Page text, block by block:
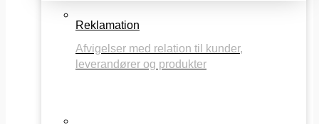
Reklamation
Afvigelser med relation til kunder,
leverandører og produkter